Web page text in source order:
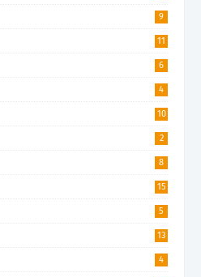
9
11
6
4
10
2
8
15
5
13
4